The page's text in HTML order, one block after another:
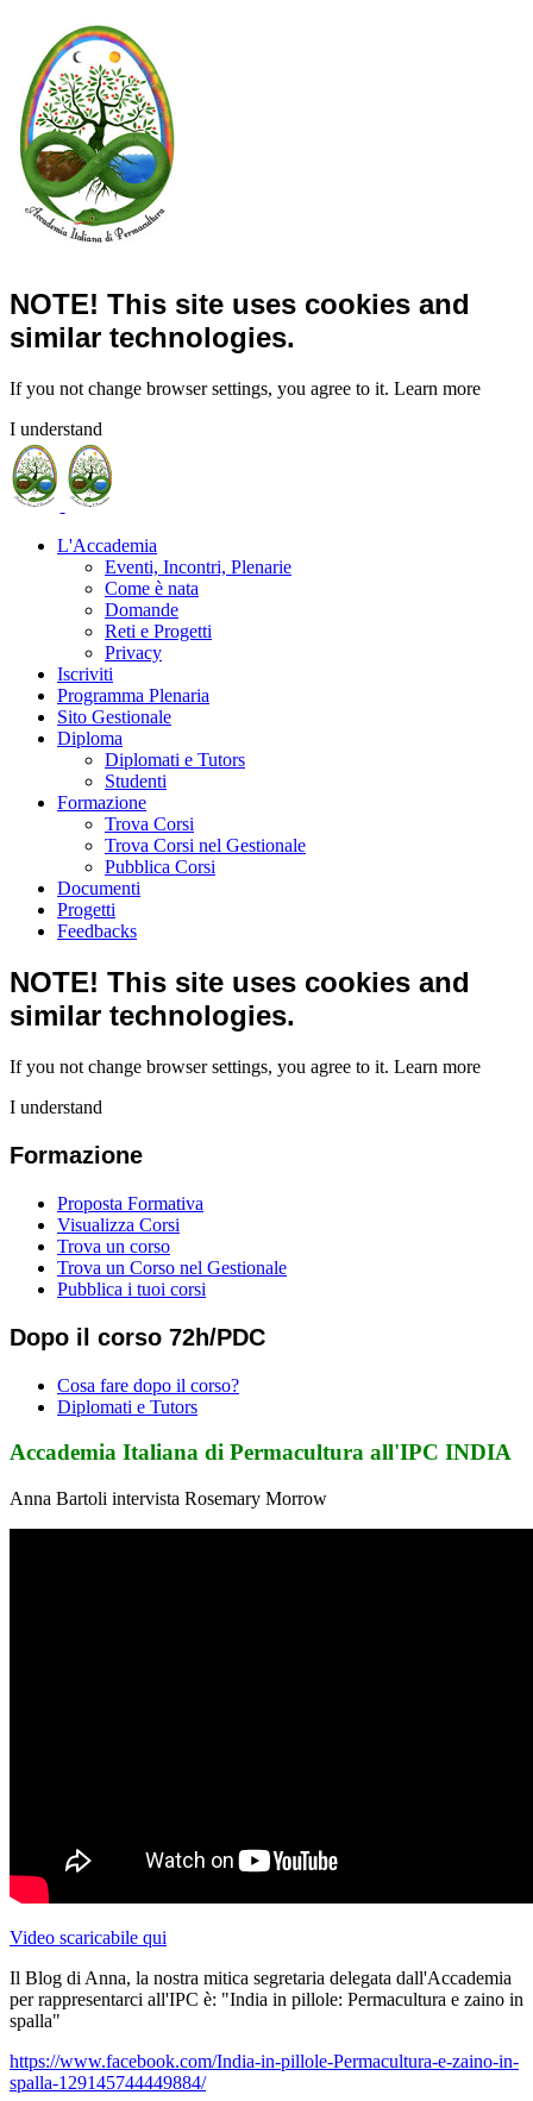
NOTE! This site uses cookies and
similar technologies.
If you not change browser settings, you agree to it. Learn more
I understand
L'Accademia
Eventi, Incontri, Plenarie
Come è nata
Domande
Reti e Progetti
Privacy
Iscriviti
Programma Plenaria
Sito Gestionale
Diploma
Diplomati e Tutors
Studenti
Formazione
Trova Corsi
Trova Corsi nel Gestionale
Pubblica Corsi
Documenti
Progetti
Feedbacks
NOTE! This site uses cookies and
similar technologies.
If you not change browser settings, you agree to it. Learn more
I understand
Formazione
Proposta Formativa
Visualizza Corsi
Trova un corso
Trova un Corso nel Gestionale
Pubblica i tuoi corsi
Dopo il corso 72h/PDC
Cosa fare dopo il corso?
Diplomati e Tutors
Accademia Italiana di Permacultura all'IPC INDIA
Anna Bartoli intervista Rosemary Morrow
Video scaricabile qui
Il Blog di Anna, la nostra mitica segretaria delegata dall'Accademia
per rappresentarci all'IPC è: "India in pillole: Permacultura e zaino in
spalla"
https://www.facebook.com/India-in-pillole-Permacultura-e-zaino-in-
spalla-129145744449884/